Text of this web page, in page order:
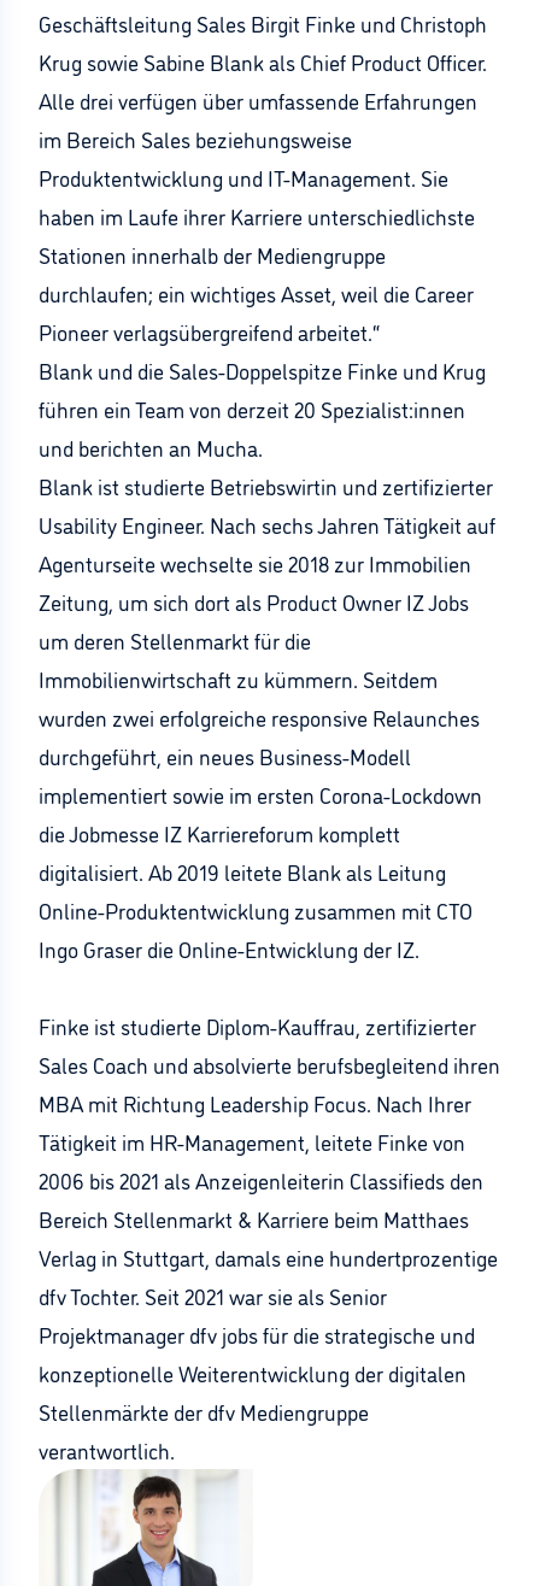
Geschäftsleitung Sales Birgit Finke und Christoph
Krug sowie Sabine Blank als Chief Product Officer.
Alle drei verfügen über umfassende Erfahrungen
im Bereich Sales beziehungsweise
Produktentwicklung und IT-Management. Sie
haben im Laufe ihrer Karriere unterschiedlichste
Stationen innerhalb der Mediengruppe
durchlaufen; ein wichtiges Asset, weil die Career
Pioneer verlagsübergreifend arbeitet.“
Blank und die Sales-Doppelspitze Finke und Krug
führen ein Team von derzeit 20 Spezialist:innen
und berichten an Mucha.
Blank ist studierte Betriebswirtin und zertifizierter
Usability Engineer. Nach sechs Jahren Tätigkeit auf
Agenturseite wechselte sie 2018 zur Immobilien
Zeitung, um sich dort als Product Owner IZ Jobs
um deren Stellenmarkt für die
Immobilienwirtschaft zu kümmern. Seitdem
wurden zwei erfolgreiche responsive Relaunches
durchgeführt, ein neues Business-Modell
implementiert sowie im ersten Corona-Lockdown
die Jobmesse IZ Karriereforum komplett
digitalisiert. Ab 2019 leitete Blank als Leitung
Online-Produktentwicklung zusammen mit CTO
Ingo Graser die Online-Entwicklung der IZ.
Finke ist studierte Diplom-Kauffrau, zertifizierter
Sales Coach und absolvierte berufsbegleitend ihren
MBA mit Richtung Leadership Focus. Nach Ihrer
Tätigkeit im HR-Management, leitete Finke von
2006 bis 2021 als Anzeigenleiterin Classifieds den
Bereich Stellenmarkt & Karriere beim Matthaes
Verlag in Stuttgart, damals eine hundertprozentige
dfv Tochter. Seit 2021 war sie als Senior
Projektmanager dfv jobs für die strategische und
konzeptionelle Weiterentwicklung der digitalen
Stellenmärkte der dfv Mediengruppe
verantwortlich.